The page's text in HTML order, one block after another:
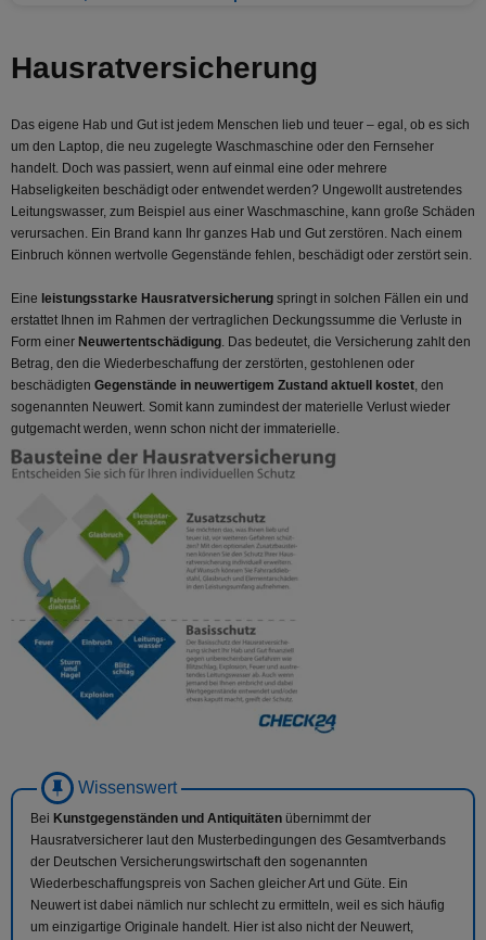
Hausrat­versicherung
Das eigene Hab und Gut ist jedem Menschen lieb und teuer – egal, ob es sich
um den Laptop, die neu zugelegte Waschmaschine oder den Fernseher
handelt. Doch was passiert, wenn auf einmal eine oder mehrere
Habseligkeiten beschädigt oder entwendet werden? Ungewollt austretendes
Leitungswasser, zum Beispiel aus einer Waschmaschine, kann große Schäden
verursachen. Ein Brand kann Ihr ganzes Hab und Gut zerstören. Nach einem
Einbruch können wertvolle Gegenstände fehlen, beschädigt oder zerstört sein.
Eine leistungsstarke Hausratversicherung springt in solchen Fällen ein und
erstattet Ihnen im Rahmen der vertraglichen Deckungssumme die Verluste in
Form einer Neuwertentschädigung. Das bedeutet, die Versicherung zahlt den
Betrag, den die Wiederbeschaffung der zerstörten, gestohlenen oder
beschädigten Gegenstände in neuwertigem Zustand aktuell kostet, den
sogenannten Neuwert. Somit kann zumindest der materielle Verlust wieder
gutgemacht werden, wenn schon nicht der immaterielle.
Bei Kunstgegenständen und Antiquitäten übernimmt der
Hausratversicherer laut den Musterbedingungen des Gesamtverbands
der Deutschen Versicherungswirtschaft den sogenannten
Wiederbeschaffungspreis von Sachen gleicher Art und Güte. Ein
Neuwert ist dabei nämlich nur schlecht zu ermitteln, weil es sich häufig
um einzigartige Originale handelt. Hier ist also nicht der Neuwert,